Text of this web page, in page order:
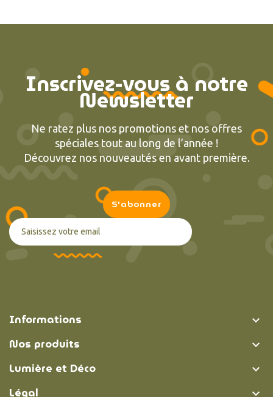
Inscrivez-vous à notre
Newsletter
Ne ratez plus nos promotions et nos offres
spéciales tout au long de l’année !
Découvrez nos nouveautés en avant première.
Informations 
Nos produits 
Lumière et Déco 
Légal 